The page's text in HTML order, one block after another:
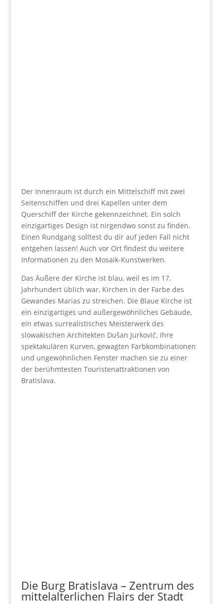
Der Innenraum ist durch ein Mittelschiff mit zwei
Seitenschiffen und drei Kapellen unter dem
Querschiff der Kirche gekennzeichnet. Ein solch
einzigartiges Design ist nirgendwo sonst zu finden.
Einen Rundgang solltest du dir auf jeden Fall nicht
entgehen lassen! Auch vor Ort findest du weitere
Informationen zu den Mosaik-Kunstwerken.
Das Äußere der Kirche ist blau, weil es im 17.
Jahrhundert üblich war, Kirchen in der Farbe des
Gewandes Marias zu streichen. Die Blaue Kirche ist
ein einzigartiges und außergewöhnliches Gebäude,
ein etwas surrealistisches Meisterwerk des
slowakischen Architekten Dušan Jurkovič. Ihre
spektakulären Kurven, gewagten Farbkombinationen
und ungewöhnlichen Fenster machen sie zu einer
der berühmtesten Touristenattraktionen von
Bratislava.
Die Burg Bratislava – Zentrum des
mittelalterlichen Flairs der Stadt